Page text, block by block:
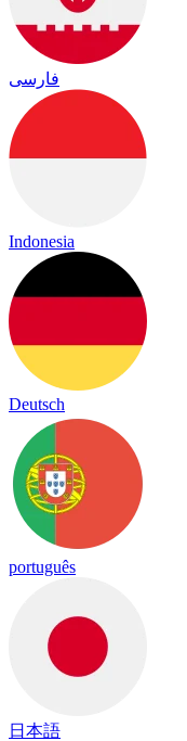
فارسی
Indonesia
Deutsch
português
日本語